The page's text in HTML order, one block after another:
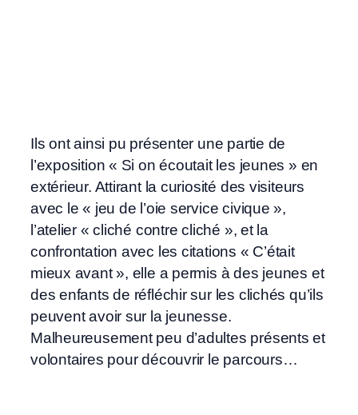
Ils ont ainsi pu présenter une partie de
l’exposition « Si on écoutait les jeunes » en
extérieur. Attirant la curiosité des visiteurs
avec le « jeu de l’oie service civique »,
l’atelier « cliché contre cliché », et la
confrontation avec les citations « C’était
mieux avant », elle a permis à des jeunes et
des enfants de réfléchir sur les clichés qu’ils
peuvent avoir sur la jeunesse.
Malheureusement peu d’adultes présents et
volontaires pour découvrir le parcours…